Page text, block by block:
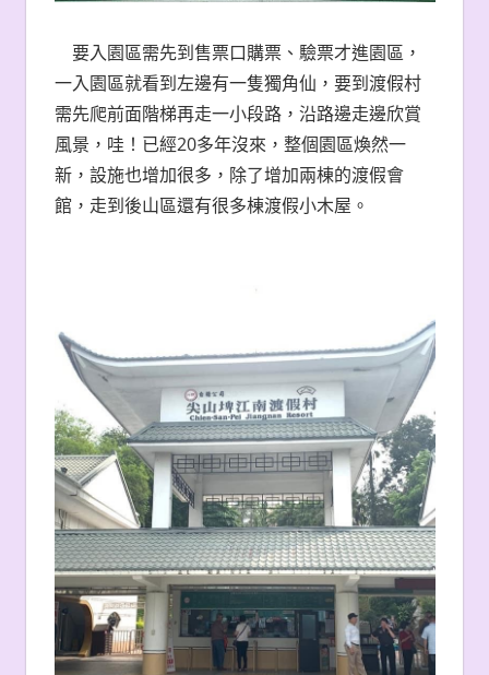
要入園區需先到售票口購票、驗票才進園區，
一入園區就看到左邊有一隻獨角仙，要到渡假村
需先爬前面階梯再走一小段路，沿路邊走邊欣賞
風景，哇！已經20多年沒來，整個園區煥然一
新，設施也增加很多，除了增加兩棟的渡假會
館，走到後山區還有很多棟渡假小木屋。